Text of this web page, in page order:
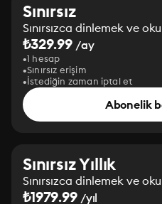
Sınırsız
Sınırsızca dinlemek ve
₺329.99 /ay
1 hesap
Sınırsız erişim
İstediğin zaman iptal et
Abonelik
Sınırsız Yıllık
Sınırsızca dinlemek ve
₺1979.99/yıl